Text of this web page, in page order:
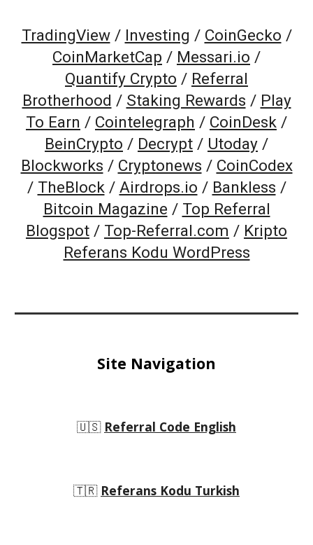
TradingView/ Investing / CoinGecko /
CoinMarketCap / Messari.io /
Quantify Crypto / Referral
Brotherhood / Staking Rewards / Play
To Earn / Cointelegraph / CoinDesk /
BeinCrypto / Decrypt / Utoday /
Blockworks / Cryptonews / CoinCodex
/ TheBlock/ Airdrops.io / Bankless /
Bitcoin Magazine / Top Referral
Blogspot / Top-Referral.com / Kripto
Referans Kodu WordPress
Site Navigation
🇺🇸 Referral Code English
🇹🇷 Referans Kodu Turkish